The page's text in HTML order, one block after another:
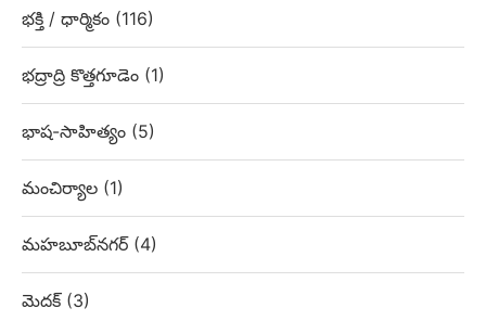
భక్తి / ధార్మికం (116)
భద్రాద్రి కొత్తగూడెం (1)
భాష-సాహిత్యం (5)
మంచిర్యాల (1)
మహబూబ్‌నగర్ (4)
మెదక్ (3)